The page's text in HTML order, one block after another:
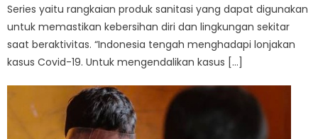
Series yaitu rangkaian produk sanitasi yang dapat digunakan
untuk memastikan kebersihan diri dan lingkungan sekitar
saat beraktivitas. “Indonesia tengah menghadapi lonjakan
kasus Covid-19. Untuk mengendalikan kasus […]